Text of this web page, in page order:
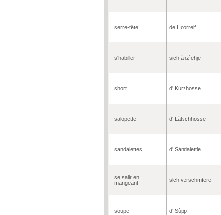
serre-tête de Hoorreif
s'habiller sich ànzìehje
short d' Kùrzhosse
salopette d' Làtschhosse
sandalettes d' Sàndalettle
se salir en
mangeant
sich verschmìere
soupe d' Sùpp